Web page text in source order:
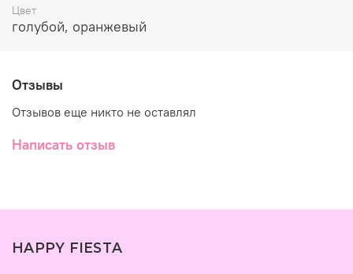
Цвет
голубой, оранжевый
Отзывы
Отзывов еще никто не оставлял
Написать отзыв
HAPPY FIESTA